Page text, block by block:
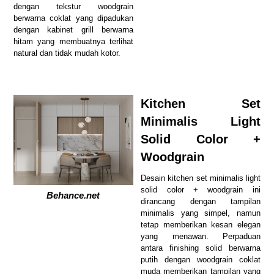
dengan tekstur woodgrain
berwarna coklat yang dipadukan
dengan kabinet grill berwarna
hitam yang membuatnya terlihat
natural dan tidak mudah kotor.
Behance.net
Kitchen Set
Minimalis Light
Solid Color +
Woodgrain
Desain kitchen set minimalis light
solid color + woodgrain ini
dirancang dengan tampilan
minimalis yang simpel, namun
tetap memberikan kesan elegan
yang menawan. Perpaduan
antara finishing solid berwarna
putih dengan woodgrain coklat
muda memberikan tampilan yang